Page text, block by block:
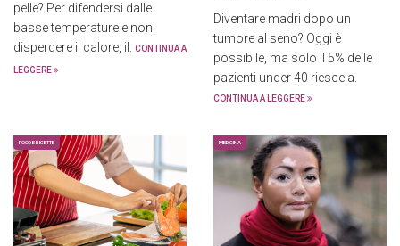
pelle? Per difendersi dalle
basse temperature e non
disperdere il calore, il. CONTINUA A
LEGGERE
Diventare madri dopo un
tumore al seno? Oggi è
possibile, ma solo il 5% delle
pazienti under 40 riesce a.
CONTINUA A LEGGERE
FOOD E RICETTE MEDICINA